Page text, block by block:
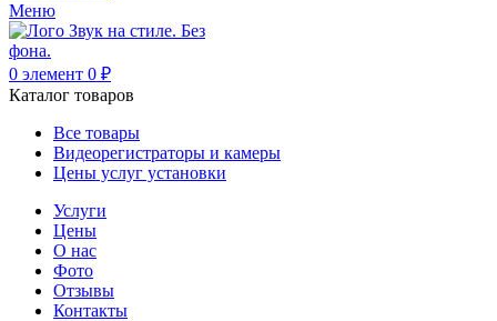
Меню
0 элемент 0 ₽
Каталог товаров
Все товары
Видеорегистраторы и камеры
Цены услуг установки
Услуги
Цены
О нас
Фото
Отзывы
Контакты